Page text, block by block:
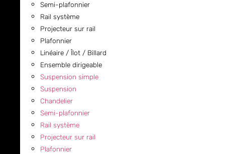
Semi-plafonnier
Rail système
Projecteur sur rail
Plafonnier
Linéaire / Îlot / Billard
Ensemble dirigeable
Suspension simple
Suspension
Chandelier
Semi-plafonnier
Rail système
Projecteur sur rail
Plafonnier